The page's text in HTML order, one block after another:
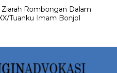
Rombongan Dalam
Tuanku Imam Bonjol